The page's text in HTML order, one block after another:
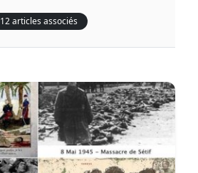
12 articles associés